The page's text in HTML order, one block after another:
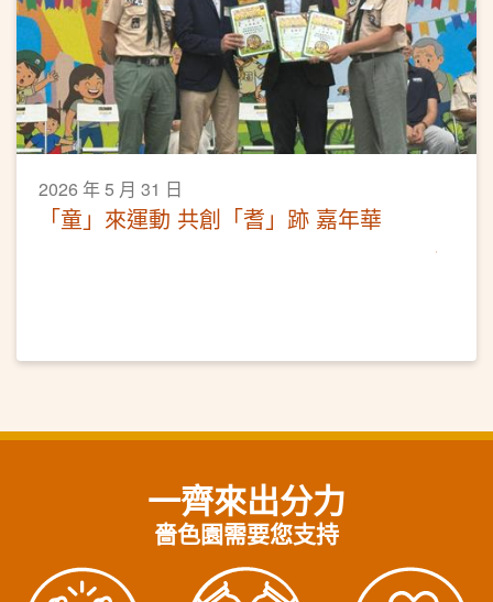
2026 年 5 月 31 日
「童」來運動 共創「耆」跡 嘉年華
一齊來出分力
嗇色園需要您支持